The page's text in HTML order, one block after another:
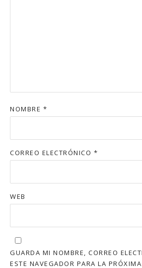
NOMBRE *
CORREO ELECTRÓNICO *
WEB
GUARDA MI NOMBRE, CORREO
ESTE NAVEGADOR PARA LA